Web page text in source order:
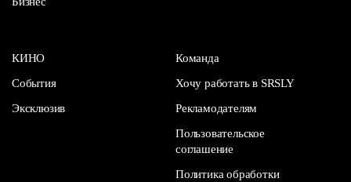
КИНО
События
Эксклюзив
Команда
Хочу работать в SRSLY
Рекламодателям
Пользовательское
соглашение
Политика обработки